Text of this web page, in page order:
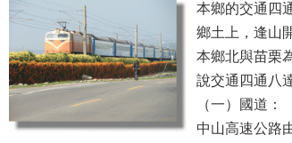
本鄉的交通四
鄉土上，逢山
本鄉北與苗栗
說交通四通八
（一）國道：
中山高速公路